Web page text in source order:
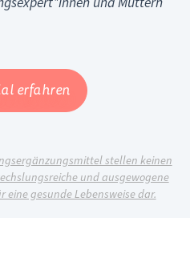
erfahren
stellen keinen
und ausgewogene
eine gesunde Lebensweise dar.